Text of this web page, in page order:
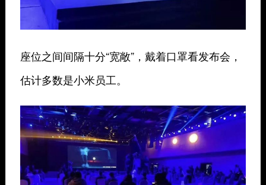
座位之间间隔十分“宽敞”，戴着口罩看发布会，
估计多数是小米员工。